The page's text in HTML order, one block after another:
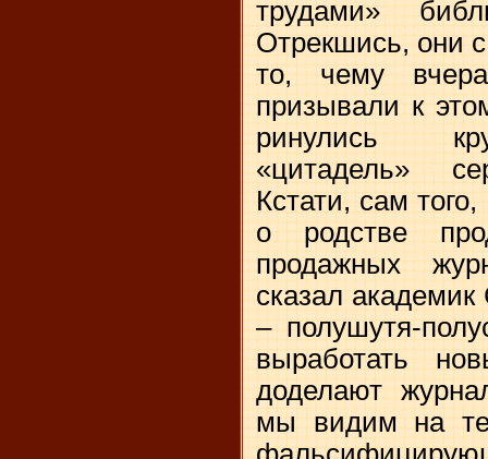
трудами»
Отрекшись, они
то, чему
призывали к
ринулись
«цитадель»
Кстати, сам
о родстве
продажных
сказал
– полушутя-
выработать
доделают
мы видим на